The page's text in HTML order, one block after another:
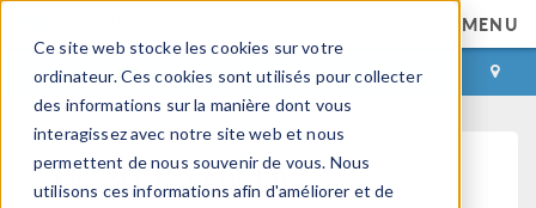
Ce site web stocke les cookies sur votre
ordinateur. Ces cookies sont utilisés pour collecter
des informations sur la manière dont vous
interagissez avec notre site web et nous
permettent de nous souvenir de vous. Nous
utilisons ces informations afin d'améliorer et de
MENU
CONNEXION CONTACT
Discussion Forum